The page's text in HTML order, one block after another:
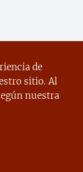
de
sitio. Al
nuestra